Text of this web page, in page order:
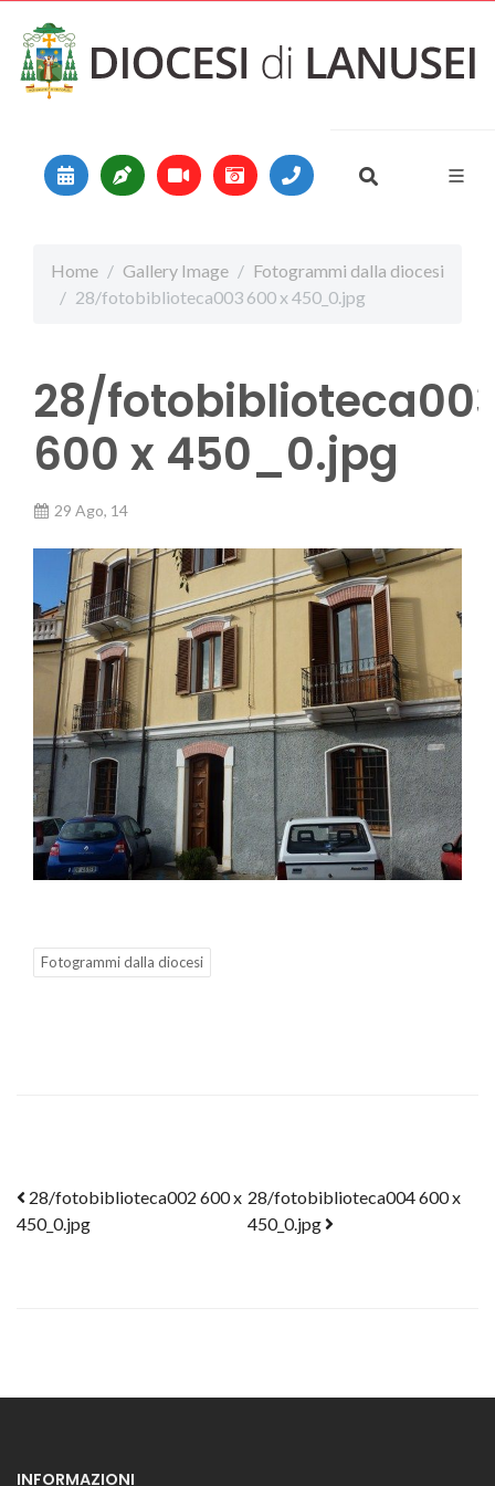
Main Navigation
Home Gallery Image
Fotogrammi dalla diocesi
28/fotobiblioteca003 600 x 450_0.jpg
28/
600 x 450_0.jpg
29 Ago, 14
Fotogrammi dalla diocesi
Post navigation
28/fotobiblioteca002 600 x
450_0.jpg
28/fotobiblioteca004 600 x
450_0.jpg
INFORMAZIONI